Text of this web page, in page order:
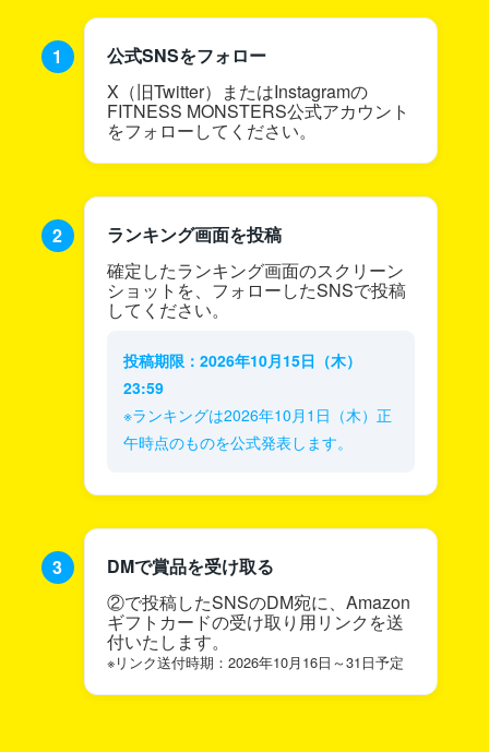
公式SNSをフォロー
X（旧Twitter）またはInstagramの
FITNESS MONSTERS公式アカウント
をフォローしてください。
ランキング画面を投稿
確定したランキング画面のスクリーン
ショットを、フォローしたSNSで投稿
してください。
投稿期限：2026年10月15日（木）
23:59
※ランキングは2026年10月1日（木）正
午時点のものを公式発表します。
DMで賞品を受け取る
②で投稿したSNSのDM宛に、Amazon
ギフトカードの受け取り用リンクを送
付いたします。
※リンク送付時期：2026年10月16日～31日予定